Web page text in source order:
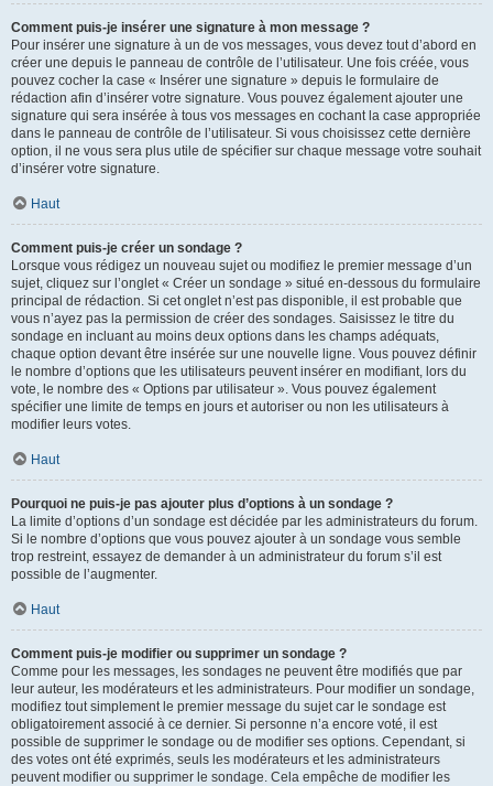
Comment puis-je insérer une signature à mon message ?
Pour insérer une signature à un de vos messages, vous devez tout d’abord en
créer une depuis le panneau de contrôle de l’utilisateur. Une fois créée, vous
pouvez cocher la case « Insérer une signature » depuis le formulaire de
rédaction afin d’insérer votre signature. Vous pouvez également ajouter une
signature qui sera insérée à tous vos messages en cochant la case appropriée
dans le panneau de contrôle de l’utilisateur. Si vous choisissez cette dernière
option, il ne vous sera plus utile de spécifier sur chaque message votre souhait
d’insérer votre signature.
Haut
Comment puis-je créer un sondage ?
Lorsque vous rédigez un nouveau sujet ou modifiez le premier message d’un
sujet, cliquez sur l’onglet « Créer un sondage » situé en-dessous du formulaire
principal de rédaction. Si cet onglet n’est pas disponible, il est probable que
vous n’ayez pas la permission de créer des sondages. Saisissez le titre du
sondage en incluant au moins deux options dans les champs adéquats,
chaque option devant être insérée sur une nouvelle ligne. Vous pouvez définir
le nombre d’options que les utilisateurs peuvent insérer en modifiant, lors du
vote, le nombre des « Options par utilisateur ». Vous pouvez également
spécifier une limite de temps en jours et autoriser ou non les utilisateurs à
modifier leurs votes.
Haut
Pourquoi ne puis-je pas ajouter plus d’options à un sondage ?
La limite d’options d’un sondage est décidée par les administrateurs du forum.
Si le nombre d’options que vous pouvez ajouter à un sondage vous semble
trop restreint, essayez de demander à un administrateur du forum s’il est
possible de l’augmenter.
Haut
Comment puis-je modifier ou supprimer un sondage ?
Comme pour les messages, les sondages ne peuvent être modifiés que par
leur auteur, les modérateurs et les administrateurs. Pour modifier un sondage,
modifiez tout simplement le premier message du sujet car le sondage est
obligatoirement associé à ce dernier. Si personne n’a encore voté, il est
possible de supprimer le sondage ou de modifier ses options. Cependant, si
des votes ont été exprimés, seuls les modérateurs et les administrateurs
peuvent modifier ou supprimer le sondage. Cela empêche de modifier les